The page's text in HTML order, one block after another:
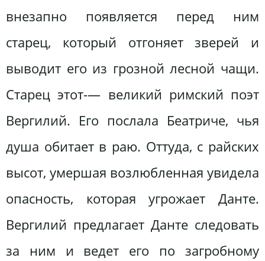
внезапно появляется перед ним
старец, который отгоняет зверей и
выводит его из грозной лесной чащи.
Старец этот-— великий римский поэт
Вергилий. Его послала Беатриче, чья
душа обитает в раю. Оттуда, с райских
высот, умершая возлюбленная увидела
опасность, которая угрожает Данте.
Вергилий предлагает Данте следовать
за ним и ведет его по загробному